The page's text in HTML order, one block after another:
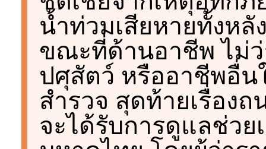
น้ำท่วมเสียหายทั้งหลั
ขณะที่ด้านอาชีพ ไม่ว่
ปศุสัตว์ หรืออาชีพอื่น
สำรวจ สุดท้ายเรื่อง
จะได้รับการดูแลช่วย